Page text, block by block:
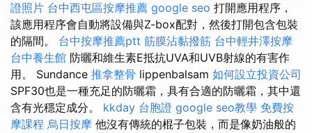
證照片 台中西屯區按摩推薦 google seo 打開應用程序，
該應用程序會自動將設備與Z-box配對，然後打開包含包裝
的隔間。 台中按摩推薦ptt 筋膜沾黏撥筋 台中輕井澤按摩
台中養生館 防曬和維生素E抵抗UVA和UVB射線的有害作
用。 Sundance 推拿整骨 lippenbalsam 如何設立投資公司
SPF30也是一種充足的防曬霜，具有合適的防曬霜，其中還
含有光穩定成分。 kkday 台胞證 google seo教學 免費按
摩課程 烏日按摩 他沒有傳統的棍子包裝，而是像奶油般的